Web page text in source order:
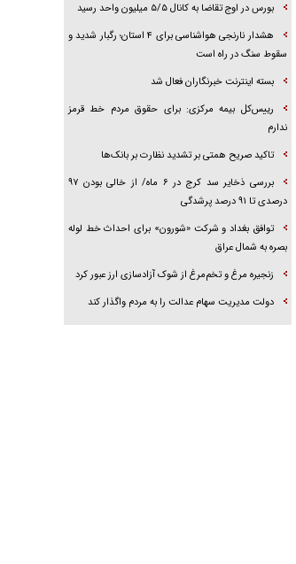
بورس در اوج تقاضا به کانال ۵/۵ میلیون واحد رسید
هشدار نارنجی هواشناسی برای ۴ استان؛ رگبار شدید و
سقوط سنگ در راه است
بسته اینترنت خبرنگاران فعال شد
رییس‌کل بیمه مرکزی: برای حقوق مردم خط قرمز
ندارم
تاکید صریح همتی بر تشدید نظارت بر بانک‌ها
بررسی ذخایر سد کرج در ۶ ماه/ از خالی بودن ۹۷
درصدی تا ۹۱ درصد پرشدگی
توافق بغداد و شرکت «شورون» برای احداث خط لوله
بصره به شمال عراق
زنجیره مرغ و تخم‌مرغ از شوک آزادسازی ارز عبور کرد
دولت مدیریت سهام عدالت را به مردم واگذار کند